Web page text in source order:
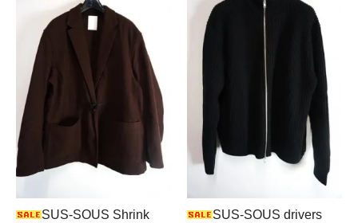
SUS-SOUS Shrink
SUS-SOUS drivers